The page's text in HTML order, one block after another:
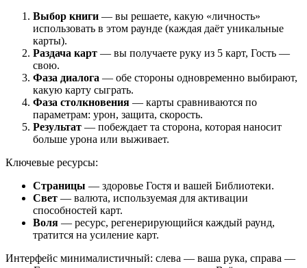
Выбор книги — вы решаете, какую «личность»
использовать в этом раунде (каждая даёт уникальные
карты).
Раздача карт — вы получаете руку из 5 карт, Гость —
свою.
Фаза диалога — обе стороны одновременно выбирают,
какую карту сыграть.
Фаза столкновения — карты сравниваются по
параметрам: урон, защита, скорость.
Результат — побеждает та сторона, которая наносит
больше урона или выживает.
Ключевые ресурсы:
Страницы — здоровье Гостя и вашей Библиотеки.
Свет — валюта, используемая для активации
способностей карт.
Воля — ресурс, регенерирующийся каждый раунд,
тратится на усиление карт.
Интерфейс минималистичный: слева — ваша рука, справа —